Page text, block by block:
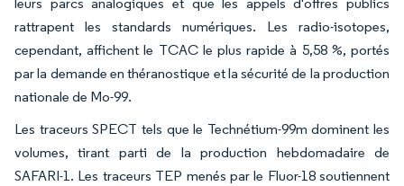
rattrapent les standards numériques. Les radio-isotopes,
cependant, affichent le TCAC le plus rapide à 5,58 %, portés
par la demande en théranostique et la sécurité de la production
nationale de Mo-99.
Les traceurs SPECT tels que le Technétium-99m dominent les
volumes, tirant parti de la production hebdomadaire de
SAFARI-1. Les traceurs TEP menés par le Fluor-18 soutiennent